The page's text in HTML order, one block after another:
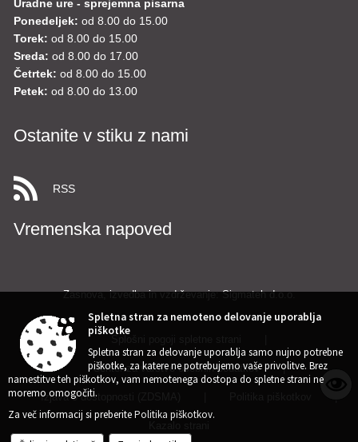
Uradne ure - sprejemna pisarna
Ponedeljek: od 8.00 do 15.00
Torek: od 8.00 do 15.00
Sreda: od 8.00 do 17.00
Četrtek: od 8.00 do 15.00
Petek: od 8.00 do 13.00
Ostanite v stiku z nami
RSS
Vremenska napoved
Center za varstvo osebnih podatkov |
Izjava o dostopnosti (ZDSMA) |
Spletna stran za nemoteno delovanje uporablja
piškotke
Spletna stran za delovanje uporablja samo nujno potrebne
piškotke, za katere ne potrebujemo vaše privolitve. Brez
namestitve teh piškotkov, vam nemotenega dostopa do spletne strani ne
moremo omogočiti.
Za več informacij si preberitePolitika piškotkov.